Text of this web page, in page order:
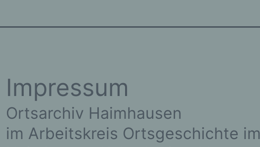
Impressum
Ortsarchiv Haimhausen
im Arbeitskreis Ortsgeschichte im